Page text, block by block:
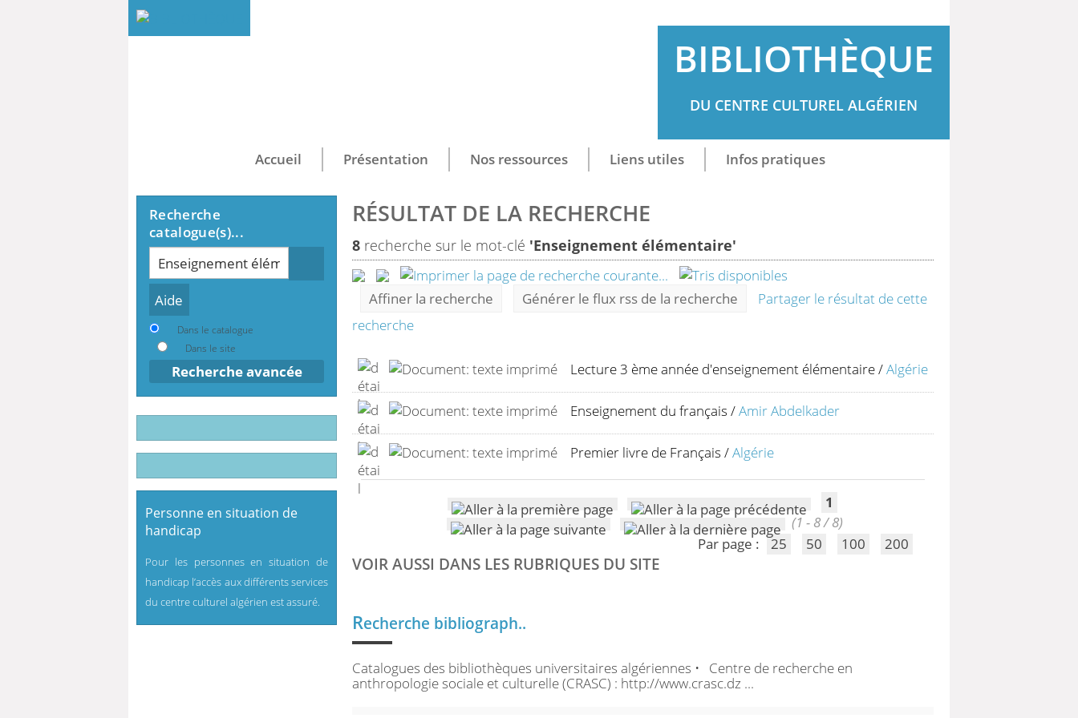
BIBLIOTHÈQUE
DU CENTRE CULTUREL ALGÉRIEN
Accueil Présentation Nos ressources Liens utiles Infos pratiques
RÉSULTAT DE LA RECHERCHE
8 recherche sur le mot-clé 'Enseignement élémentaire'
Affiner la recherche Générer le flux rss de la recherche
Partager le résultat de cette
recherche
Lecture 3 ème année d'enseignement élémentaire/Algérie
Enseignement du français /Amir Abdelkader
Premier livre de Français /Algérie
1
(1 - 8 / 8)
Par page :
25 50 100 200
VOIR AUSSI DANS LES RUBRIQUES DU SITE
Recherche bibliograph..
Catalogues des bibliothèques universitaires algériennes • Centre de recherche en
anthropologie sociale et culturelle (CRASC) : http://www.crasc.dz ...
Recherche
catalogue(s)...
Recherche
Dans le catalogue
Dans le site
Recherche avancée
Personne en situation de
handicap
Pour les personnes en situation de
handicap l’accès aux différents services
du centre culturel algérien est assuré.